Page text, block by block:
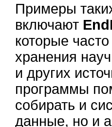
Примеры
включают
которые
хранения
и других
программы
собирать и
данные, но и